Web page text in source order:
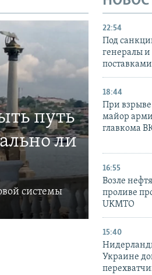
путь
ли
системы
22:54
Под
генералы
18:44
При взрыве
майор
главкома
16:55
Возле
проливе
UKMTO
15:40
Украине